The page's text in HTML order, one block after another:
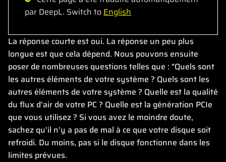
par DeepL. Switch toEnglish
La réponse courte est oui. La réponse un peu plus
longue est que cela dépend. Nous pouvons ensuite
poser de nombreuses questions telles que : "Quels sont
les autres éléments de votre système ? Quels sont les
autres éléments de votre système ? Quelle est la qualité
du flux d'air de votre PC ? Quelle est la génération PCIe
que vous utilisez ? Si vous avez le moindre doute,
sachez qu'il n'y a pas de mal à ce que votre disque soit
refroidi. Du moins, pas si le disque fonctionne dans les
limites prévues.